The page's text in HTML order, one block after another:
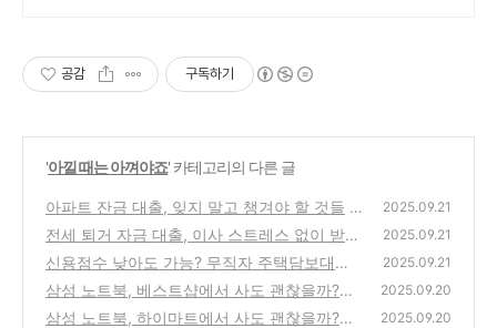
공감 구독하기
'아낄 때는 아껴야죠' 카테고리의 다른 글
아파트 잔금 대출, 잊지 말고 챙겨야 할 것들
(0)
2025.09.21
전세 퇴거 자금 대출, 이사 스트레스 없이 받는
법
(0)
2025.09.21
신용점수 낮아도 가능? 무직자 주택담보대출
방법 [3분 총정리]
(0)
2025.09.21
삼성 노트북, 베스트샵에서 사도 괜찮을까?
(묻지마 구매 전에 꼭 봐야 할 3가지)
(2)
2025.09.20
삼성 노트북, 하이마트에서 사도 괜찮을까?
2025.09.20